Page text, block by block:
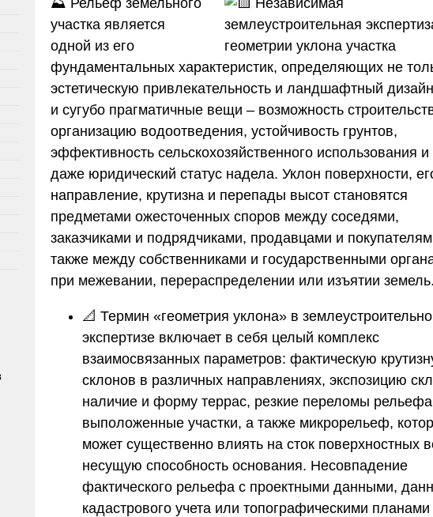
участка является
одной из его
фундаментальных характеристик, определяющих не
эстетическую привлекательность и ландшафтный
и сугубо прагматичные вещи – возможность
организацию водоотведения, устойчивость грунтов,
эффективность сельскохозяйственного использования и
даже юридический статус надела. Уклон поверхности,
направление, крутизна и перепады высот становятся
предметами ожесточенных споров между соседями,
заказчиками и подрядчиками, продавцами и
также между собственниками и государственными
при межевании, перераспределении или изъятии земель.
📐 Термин «геометрия уклона» в
экспертизе включает в себя целый комплекс
взаимосвязанных параметров: фактическую
склонов в различных направлениях, экспозицию
наличие и форму террас, резкие переломы
выположенные участки, а также микрорельеф,
может существенно влиять на сток поверхностных
несущую способность основания. Несовпадение
фактического рельефа с проектными данными,
кадастрового учета или топографическими планами